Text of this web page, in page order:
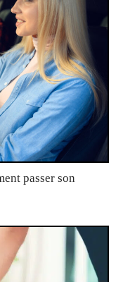
passer son